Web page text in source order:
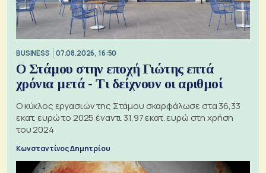
BUSINESS 07.08.2026, 16:50
Ο Στάμου στην εποχή Γιώτης επτά
χρόνια μετά - Τι δείχνουν οι αριθμοί
Ο κύκλος εργασιών της Στάμου σκαρφάλωσε στα 36,33
εκατ. ευρώ το 2025 έναντι 31,97 εκατ. ευρώ στη χρήση
του 2024
Κωνσταντίνος Δημητρίου